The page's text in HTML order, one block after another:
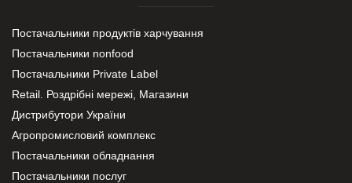
Постачальники продуктів харчування
Постачальники nonfood
Постачальники Private Label
Retail. Роздрібні мережі, Магазини
Дистрибутори України
Агропромисловий комплекс
Постачальники обладнання
Постачальники послуг